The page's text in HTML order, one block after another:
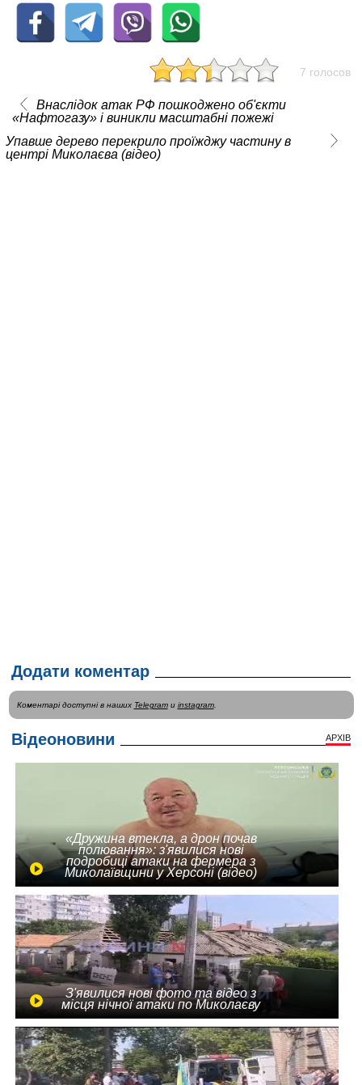
7 голосов
Внаслідок атак РФ пошкоджено об'єкти
«Нафтогазу» і виникли масштабні пожежі
Упавше дерево перекрило проїжджу частину в
центрі Миколаєва (відео)
Додати коментар
Коментарі доступні в наших Telegramи instagram.
Відеоновини АРХІВ
«Дружина втекла, а дрон почав
полювання»: з'явилися нові
подробиці атаки на фермера з
Миколаївщини у Херсоні (відео)
З'явилися нові фото та відео з
місця нічної атаки по Миколаєву